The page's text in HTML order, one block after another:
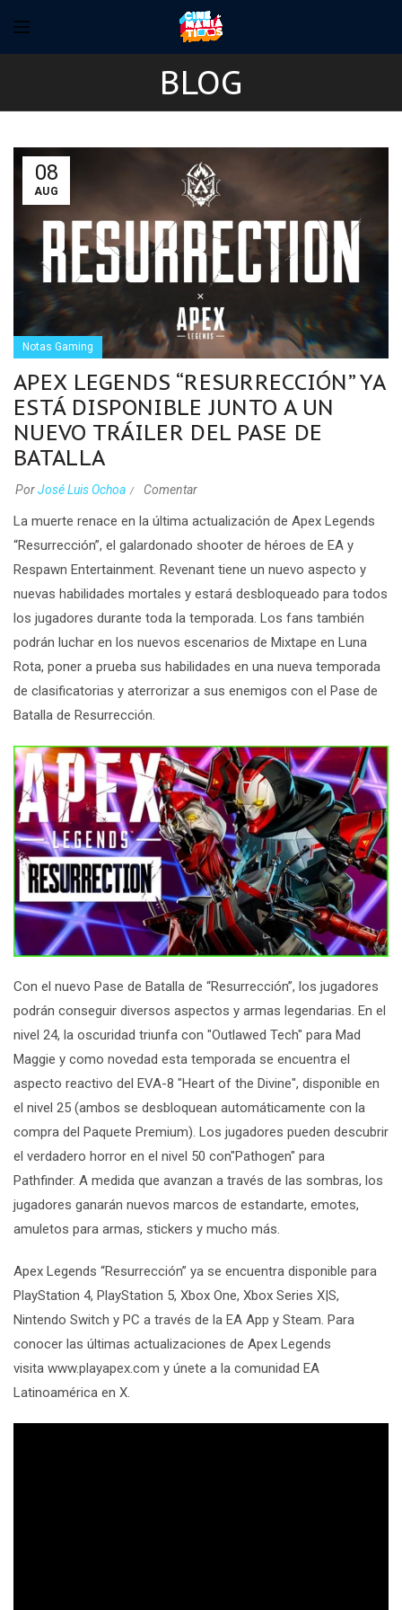
BLOG
08
AUG
Notas Gaming
APEX LEGENDS “RESURRECCIÓN” YA
ESTÁ DISPONIBLE JUNTO A UN
NUEVO TRÁILER DEL PASE DE
BATALLA
PorJosé Luis Ochoa Comentar
La muerte renace en la última actualización de Apex Legends
“Resurrección”, el galardonado shooter de héroes de EA y
Respawn Entertainment. Revenant tiene un nuevo aspecto y
nuevas habilidades mortales y estará desbloqueado para todos
los jugadores durante toda la temporada. Los fans también
podrán luchar en los nuevos escenarios de Mixtape en Luna
Rota, poner a prueba sus habilidades en una nueva temporada
de clasificatorias y aterrorizar a sus enemigos con el Pase de
Batalla de Resurrección.
Con el nuevo Pase de Batalla de “Resurrección”, los jugadores
podrán conseguir diversos aspectos y armas legendarias. En el
nivel 24, la oscuridad triunfa con "Outlawed Tech" para Mad
Maggie y como novedad esta temporada se encuentra el
aspecto reactivo del EVA-8 "Heart of the Divine", disponible en
el nivel 25 (ambos se desbloquean automáticamente con la
compra del Paquete Premium). Los jugadores pueden descubrir
el verdadero horror en el nivel 50 con"Pathogen" para
Pathfinder. A medida que avanzan a través de las sombras, los
jugadores ganarán nuevos marcos de estandarte, emotes,
amuletos para armas, stickers y mucho más.
Apex Legends “Resurrección” ya se encuentra disponible para
PlayStation 4, PlayStation 5, Xbox One, Xbox Series X|S,
Nintendo Switch y PC a través de la EA App y Steam. Para
conocer las últimas actualizaciones de Apex Legends
visita www.playapex.com y únete a la comunidad EA
Latinoamérica en X.